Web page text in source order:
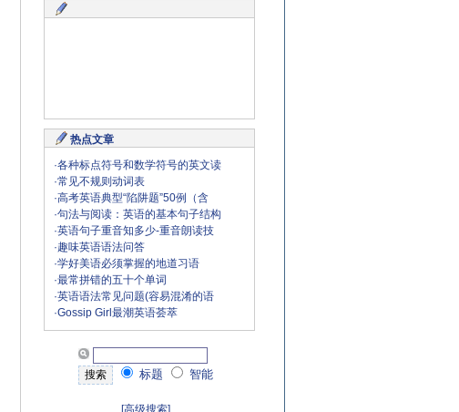
热点文章
·各种标点符号和数学符号的英文读
·常见不规则动词表
·高考英语典型“陷阱题”50例（含
·句法与阅读：英语的基本句子结构
·英语句子重音知多少-重音朗读技
·趣味英语语法问答
·学好美语必须掌握的地道习语
·最常拼错的五十个单词
·英语语法常见问题(容易混淆的语
·Gossip Girl最潮英语荟萃
标题 智能
[高级搜索]